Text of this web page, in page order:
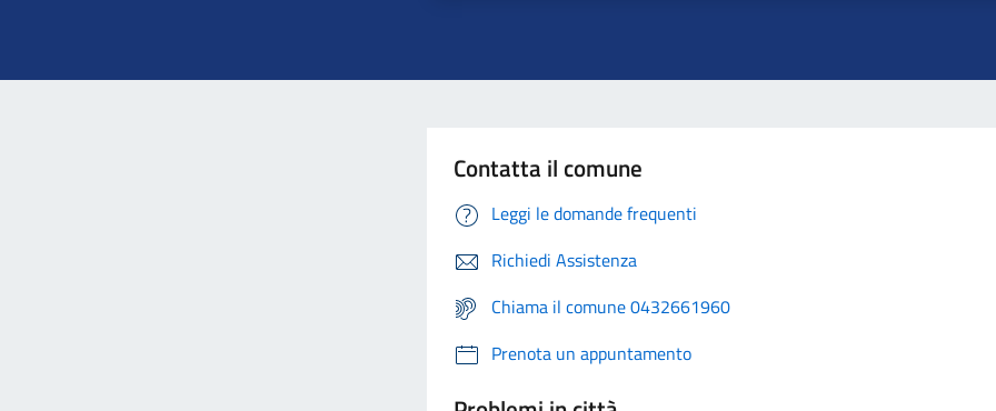
Contatta il comune
Leggi le domande frequenti
Richiedi Assistenza
Chiama il comune 0432661960
Prenota un appuntamento